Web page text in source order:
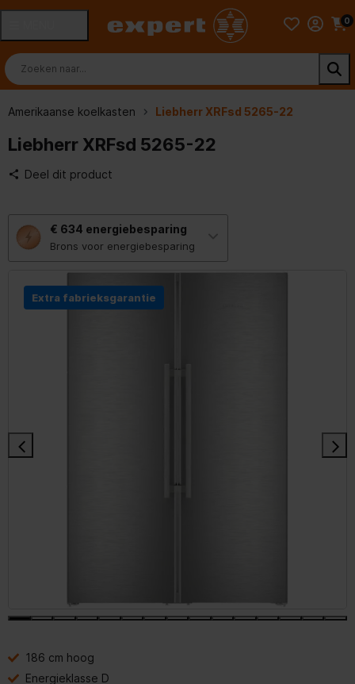
0
Amerikaanse koelkasten Liebherr XRFsd 5265-22
Liebherr XRFsd 5265-22
Deel dit product
€ 634 energiebesparing
Brons voor energiebesparing
deze
knop
opent
tool
voor
energiebesparing.
Extra fabrieksgarantie
186 cm hoog
Energieklasse D